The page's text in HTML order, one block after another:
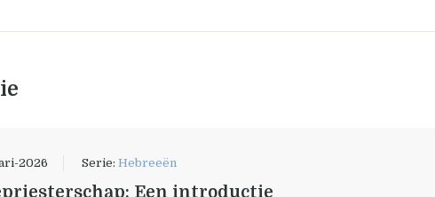
2026 Serie:Hebreeën
Een introductie